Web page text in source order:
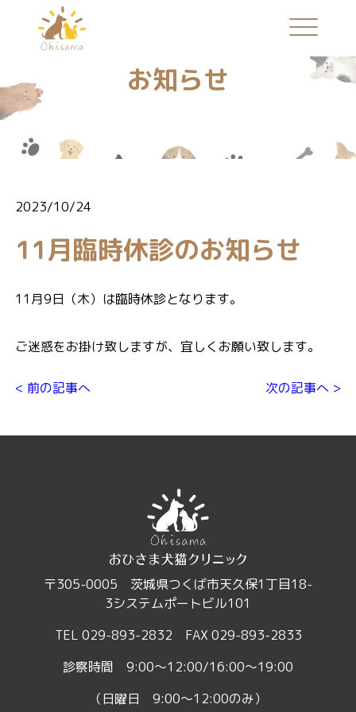
お知らせ
2023/10/24
11月臨時休診のお知らせ
11月9日（木）は臨時休診となります。
ご迷惑をお掛け致しますが、宜しくお願い致します。
< 前の記事へ 次の記事へ >
〒305-0005 茨城県つくば市天久保1丁目18-
3システムポートビル101
TEL 029-893-2832 FAX 029-893-2833
診察時間 9:00～12:00/16:00～19:00
（日曜日 9:00～12:00のみ）